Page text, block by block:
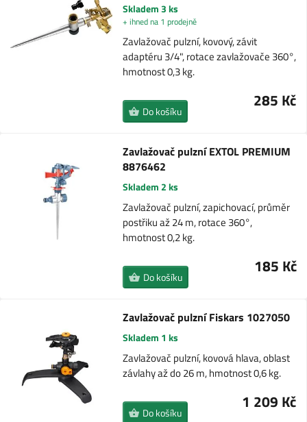
Skladem 3 ks
+ ihned na 1 prodejně
Zavlažovač pulzní, kovový, závit
adaptéru 3/4", rotace zavlažovače 360°,
hmotnost 0,3 kg.
285 Kč
Do košíku
Zavlažovač pulzní EXTOL PREMIUM
8876462
Skladem 2 ks
Zavlažovač pulzní, zapichovací, průměr
postřiku až 24 m, rotace 360°,
hmotnost 0,2 kg.
185 Kč
Do košíku
Zavlažovač pulzní Fiskars 1027050
Skladem 1 ks
Zavlažovač pulzní, kovová hlava, oblast
závlahy až do 26 m, hmotnost 0,6 kg.
1 209 Kč
Do košíku